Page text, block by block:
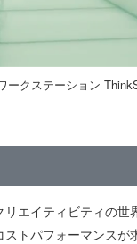
ークステーション
リエイティビティの
トパフォーマンスが